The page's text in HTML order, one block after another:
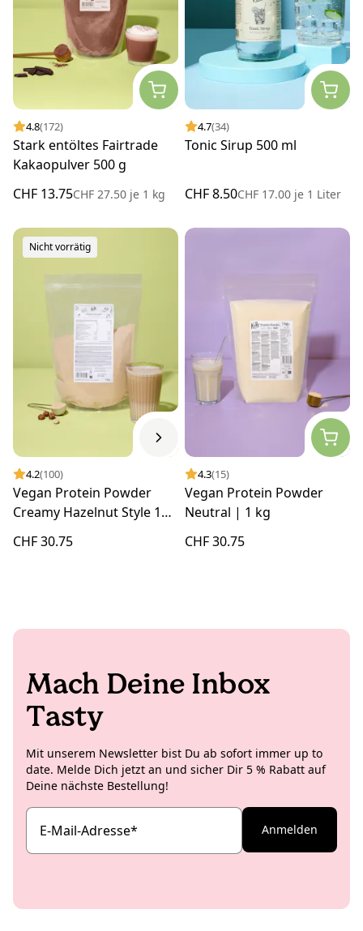
4.8(172)
Stark entöltes Fairtrade
Kakaopulver 500 g
CHF 13.75CHF 27.50 je 1 kg
4.7(34)
Tonic Sirup 500 ml
CHF 8.50CHF 17.00 je 1 Liter
Nicht vorrätig
4.2(100)
Vegan Protein Powder
Creamy Hazelnut Style 1
CHF 30.75
4.3(15)
Vegan Protein Powder
Neutral | 1 kg
CHF 30.75
Mach Deine Inbox
Tasty
Mit unserem Newsletter bist Du ab sofort immer up to
date. Melde Dich jetzt an und sicher Dir 5 % Rabatt auf
Deine nächste Bestellung!
E-Mail-Adresse* Anmelden